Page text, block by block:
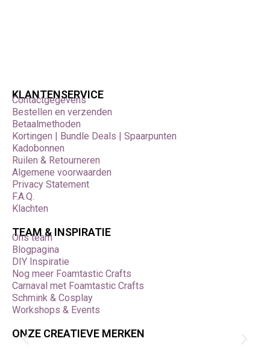
KLANTENSERVICE
Contactgegevens
Bestellen en verzenden
Betaalmethoden
Kortingen | Bundle Deals | Spaarpunten
Kadobonnen
Ruilen & Retourneren
Algemene voorwaarden
Privacy Statement
F.A.Q.
Klachten
TEAM & INSPIRATIE
Ons team
Blogpagina
DIY Inspiratie
Nog meer Foamtastic Crafts
Carnaval met Foamtastic Crafts
Schmink & Cosplay
Workshops & Events
ONZE CREATIEVE MERKEN